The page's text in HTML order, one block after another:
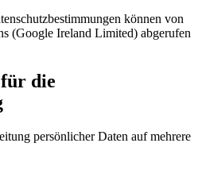
können von
(Google Ireland Limited) abgerufen
die
persönlicher Daten auf mehrere